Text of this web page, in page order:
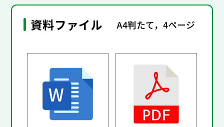
資料ファイル A4判たて，4ページ